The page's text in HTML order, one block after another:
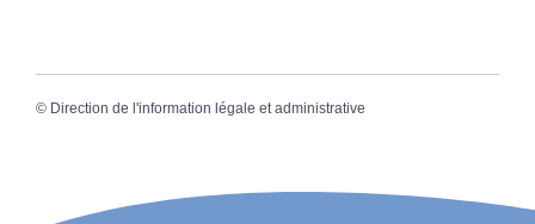
© Direction de l'information légale et administrative